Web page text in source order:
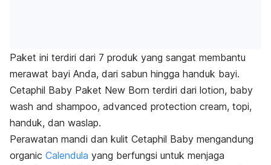
Paket ini terdiri dari 7 produk yang sangat membantu
merawat bayi Anda, dari sabun hingga handuk bayi.
Cetaphil Baby Paket New Born terdiri dari lotion, baby
wash and shampoo, advanced protection cream, topi,
handuk, dan waslap.
Perawatan mandi dan kulit Cetaphil Baby mengandung
organic Calendula yang berfungsi untuk menjaga